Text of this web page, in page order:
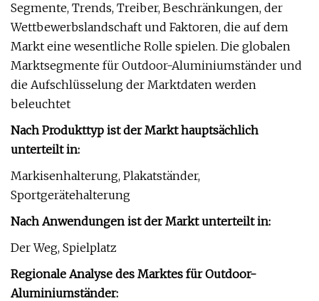
Segmente, Trends, Treiber, Beschränkungen, der
Wettbewerbslandschaft und Faktoren, die auf dem
Markt eine wesentliche Rolle spielen. Die globalen
Marktsegmente für Outdoor-Aluminiumständer und
die Aufschlüsselung der Marktdaten werden
beleuchtet
Nach Produkttyp ist der Markt hauptsächlich
unterteilt in:
Markisenhalterung, Plakatständer,
Sportgerätehalterung
Nach Anwendungen ist der Markt unterteilt in:
Der Weg, Spielplatz
Regionale Analyse des Marktes für Outdoor-
Aluminiumständer: